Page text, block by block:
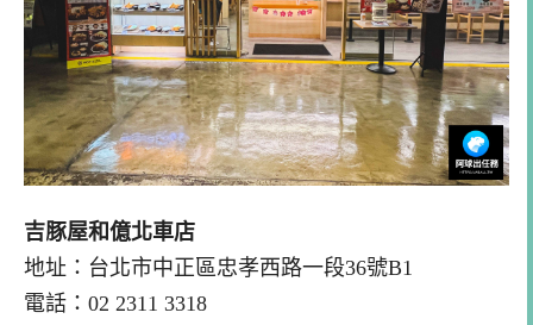
吉豚屋和億北車店
地址：台北市中正區忠孝西路一段36號B1
電話：02 2311 3318